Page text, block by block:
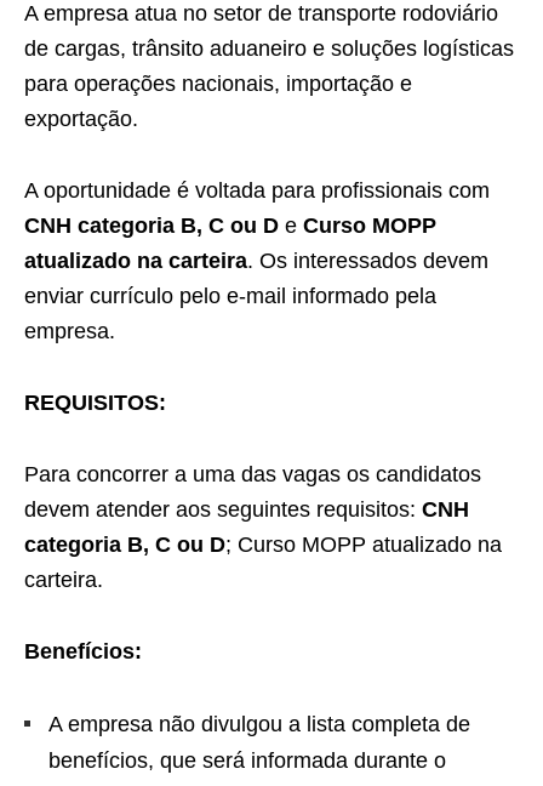
A empresa atua no setor de transporte rodoviário
de cargas, trânsito aduaneiro e soluções logísticas
para operações nacionais, importação e
exportação.
A oportunidade é voltada para profissionais com
CNH categoria B, C ou D e Curso MOPP
atualizado na carteira. Os interessados devem
enviar currículo pelo e-mail informado pela
empresa.
REQUISITOS:
Para concorrer a uma das vagas os candidatos
devem atender aos seguintes requisitos: CNH
categoria B, C ou D; Curso MOPP atualizado na
carteira.
Benefícios:
A empresa não divulgou a lista completa de
benefícios, que será informada durante o